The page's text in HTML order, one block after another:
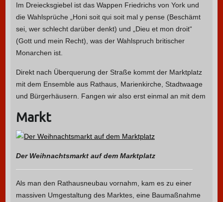
Im Dreiecksgiebel ist das Wappen Friedrichs von York und
die Wahlsprüche „Honi soit qui soit mal y pense (Beschämt
sei, wer schlecht darüber denkt) und „Dieu et mon droit“
(Gott und mein Recht), was der Wahlspruch britischer
Monarchen ist.
Direkt nach Überquerung der Straße kommt der Marktplatz
mit dem Ensemble aus Rathaus, Marienkirche, Stadtwaage
und Bürgerhäusern. Fangen wir also erst einmal an mit dem
Markt
Der Weihnachtsmarkt auf dem Marktplatz
Als man den Rathausneubau vornahm, kam es zu einer
massiven Umgestaltung des Marktes, eine Baumaßnahme